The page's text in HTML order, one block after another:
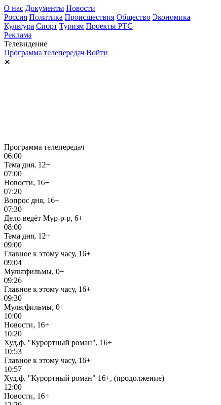
О нас Документы Новости
Россия Политика Происшествия Общество Экономика
Культура Спорт Туризм Проекты РТС
Реклама
Телевидение
Программа телепередач Войти
✕
Программа телепередач
06:00
Тема дня, 12+
07:00
Новости, 16+
07:20
Вопрос дня, 16+
07:30
Дело ведёт Мур-р-р, 6+
08:00
Тема дня, 12+
09:00
Главное к этому часу, 16+
09:04
Мультфильмы, 0+
09:26
Главное к этому часу, 16+
09:30
Мультфильмы, 0+
10:00
Новости, 16+
10:20
Худ.ф. "Курортный роман", 16+
10:53
Главное к этому часу, 16+
10:57
Худ.ф. "Курортный роман" 16+, (продолжение)
12:00
Новости, 16+